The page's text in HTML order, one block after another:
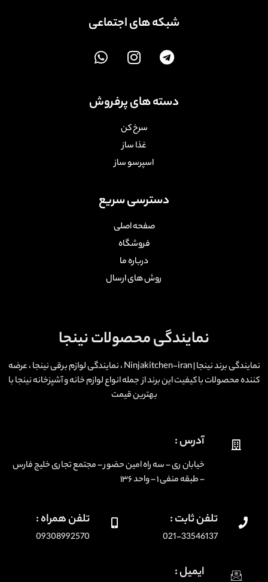
دسترسی سریع
صفحه اصلی
فروشگاه
درباره ما
روش های ارسال
دسته های پرفروش
سرخ کن
غذا ساز
اسپرسو ساز
شبکه های اجتماعی
نمایندگی محصولات نینجا
نمایندگی برند نینجا | Ninjakitchen-iran ، نمایندگی لوازم برقی نینجا ، عرضه
کننده محصولات با کیفیت این برند از جمله انواع لوازم خانه و آشپزخانه نینجا با
بهترین قیمت
آدرس :
خیابان ری – سه راه امین حضور – مجتمع تجاری خلیج فارس
– طبقه منفی ۱ – واحد ۱۳۶
تلفن ثابت :
021-33546137
تلفن همراه :
09308992570
ایمیل :